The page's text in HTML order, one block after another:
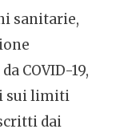
sanitarie,
COVID-19,
sui limiti
dai